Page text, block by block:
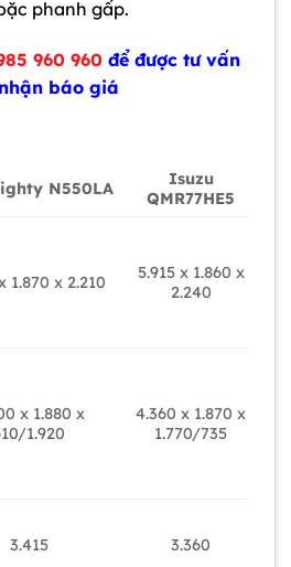
phanh gấp.
960 960 để được tư vấn
báo giá
N550LA
Isuzu
QMR77HE5
1.870 x 2.210
5.915 x 1.860 x
2.240
x 1.880 x
1.920
4.360 x 1.870 x
1.770/735
3.415 3.360